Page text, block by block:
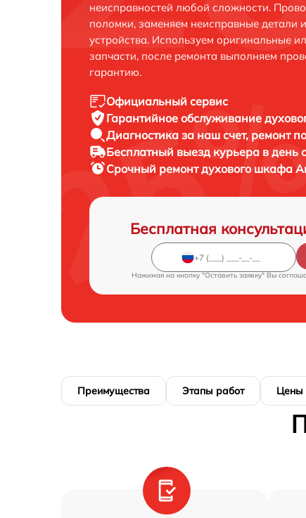
неисправностей любой сложности.
поломки, заменяем неисправные детали
устройства. Используем оригинальные
запчасти, после ремонта выполняем
гарантию.
Официальный сервис
Гарантийное обслуживание
Диагностика за наш счет, ремонт
Бесплатный выезд курьера в день
Срочный ремонтдухового шкафа
Бесплатная
Нажимая на кнопку "Оставить заявку" Вы
Преимущества Этапы работ Цены